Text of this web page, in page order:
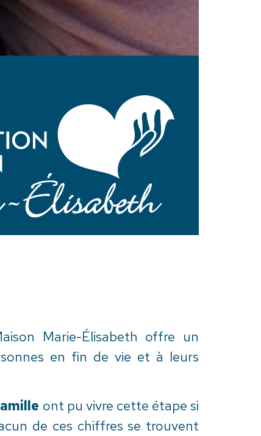
Marie-Élisabeth offre un
en fin de vie et à leurs
ont pu vivre cette étape si
de ces chiffres se trouvent